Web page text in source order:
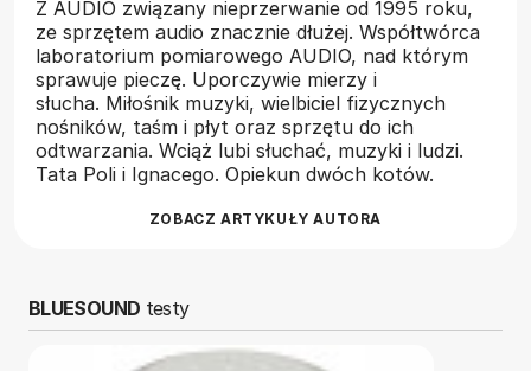
Z AUDIO związany nieprzerwanie od 1995 roku,
ze sprzętem audio znacznie dłużej. Współtwórca
laboratorium pomiarowego AUDIO, nad którym
sprawuje pieczę. Uporczywie mierzy i
słucha. Miłośnik muzyki, wielbiciel fizycznych
nośników, taśm i płyt oraz sprzętu do ich
odtwarzania. Wciąż lubi słuchać, muzyki i ludzi.
Tata Poli i Ignacego. Opiekun dwóch kotów.
ZOBACZ ARTYKUŁY AUTORA
BLUESOUND testy